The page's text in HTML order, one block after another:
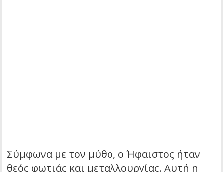
Σύμφωνα με τον μύθο, ο Ήφαιστος ήταν
θεός φωτιάς και μεταλλουργίας. Αυτή η